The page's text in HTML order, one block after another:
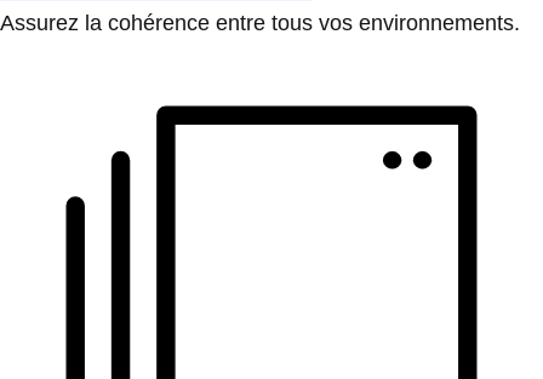
Assurez la cohérence entre tous vos environnements.